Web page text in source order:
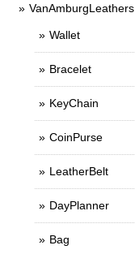
VanAmburgLeathers
Wallet
Bracelet
KeyChain
CoinPurse
LeatherBelt
DayPlanner
Bag